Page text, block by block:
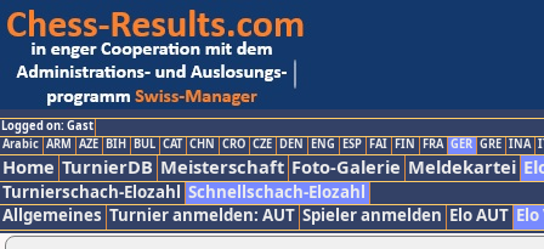
Logged on: Gast
Arabic ARM AZE BIH BUL CAT CHN CRO CZE DEN ENG ESP FAI FIN FRA GER GRE INA
Home TurnierDB Meisterschaft Foto-Galerie Meldekartei
Turnierschach-Elozahl Schnellschach-Elozahl
Allgemeines Turnier anmelden: AUT Spieler anmelden Elo AUT